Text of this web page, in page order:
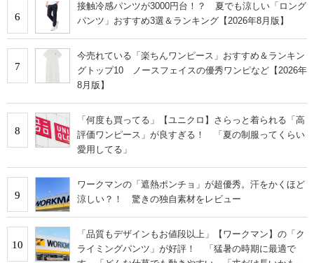
6
接触冷感パンツが3000円台！？ 夏でも涼しい「ロング
パンツ」おすすめ3選＆ランキング【2026年8月版】
7
今売れている「楽ちんワンピース」おすすめ＆ランキン
グトップ10 ノースフェイスの優秀ワンピなど【2026年
8月版】
8
「何度も買ってる」【ユニクロ】さらっと着られる「高
評価ワンピース」が良すぎる！ 「夏の制服ってくらい
愛用してる」
9
ワークマンの「遮熱ポンチョ」が超優秀。汗をかくほど
涼しい？！ 驚きの独自素材をレビュー
10
「品質もデザインもお値段以上」【ワークマン】の「ク
ライミングパンツ」が好評！ 「猛暑の時期に最適で